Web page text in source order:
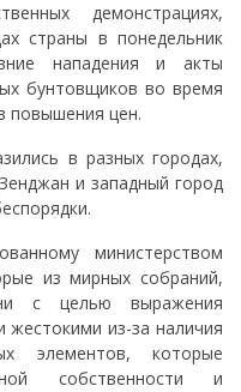
демонстрациях,
страны в понедельник
нападения и акты
бунтовщиков во время
повышения цен.
в разных городах,
и западный город
министерством
из мирных собраний,
с целью выражения
из-за наличия
элементов, которые
собственности и